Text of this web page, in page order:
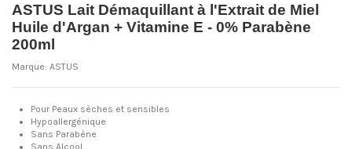
ASTUS Lait Démaquillant à l'Extrait de Miel
Huile d'Argan + Vitamine E - 0% Parabène
200ml
Marque: ASTUS
Pour Peaux sèches et sensibles
Hypoallergénique
Sans Parabène